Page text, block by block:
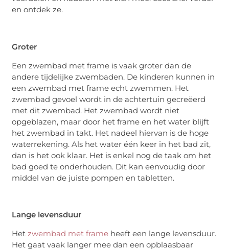
en ontdek ze.
Groter
Een zwembad met frame is vaak groter dan de
andere tijdelijke zwembaden. De kinderen kunnen in
een zwembad met frame echt zwemmen. Het
zwembad gevoel wordt in de achtertuin gecreëerd
met dit zwembad. Het zwembad wordt niet
opgeblazen, maar door het frame en het water blijft
het zwembad in takt. Het nadeel hiervan is de hoge
waterrekening. Als het water één keer in het bad zit,
dan is het ook klaar. Het is enkel nog de taak om het
bad goed te onderhouden. Dit kan eenvoudig door
middel van de juiste pompen en tabletten.
Lange levensduur
Hetzwembad met frame heeft een lange levensduur.
Het gaat vaak langer mee dan een opblaasbaar